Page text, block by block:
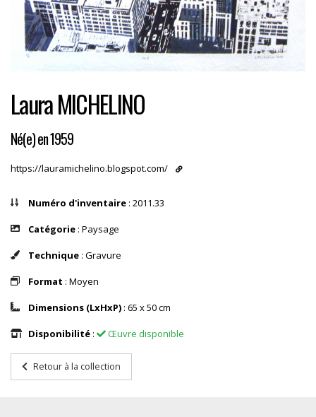
Laura MICHELINO
Né(e) en 1959
https://lauramichelino.blogspot.com/
Numéro d'inventaire : 2011.33
Catégorie : Paysage
Technique : Gravure
Format : Moyen
Dimensions (LxHxP) : 65 x 50 cm
Disponibilité : Œuvre disponible
Retour à la collection